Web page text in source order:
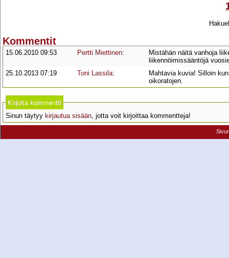
Kommentit
15.06.2010 09:53 Pertti Miettinen:
Mistähän näitä vanhoja
liikennöimissääntöjä
25.10.2013 07:19
Toni Lassila:
Mahtavia kuvia! Silloin
oikoratojen.
Kirjoita kommentti
Sinun täytyy kirjautua sisään, jotta voit kirjoittaa kommentteja!